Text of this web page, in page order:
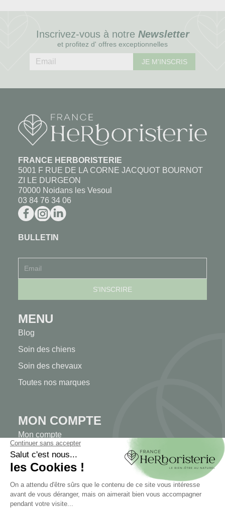
Inscrivez-vous à notre Newsletter
et profitez d' offres exceptionnelles
JE M'INSCRIS
FRANCE HERBORISTERIE
5001 F RUE DE LA CORNE JACQUOT BOURNOT
ZI LE DURGEON
70000 Noidans les Vesoul
03 84 76 34 06
BULLETIN
MENU
Blog
Soin des chiens
Soin des chevaux
Toutes nos marques
MON COMPTE
Mon compte
Authentification
Suivi de commande
Créer votre compte